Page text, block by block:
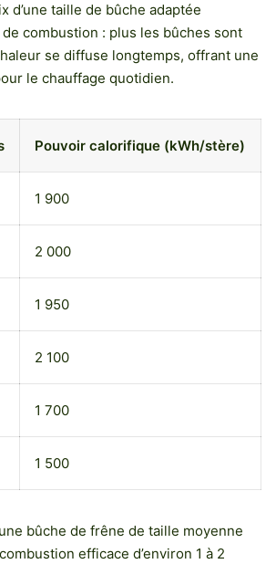
d’une taille de bûche adaptée
combustion : plus les bûches sont
se diffuse longtemps, offrant une
le chauffage quotidien.
Pouvoir calorifique (kWh/stère)
1 900
2 000
1 950
2 100
1 700
1 500
bûche de frêne de taille moyenne
efficace d’environ 1 à 2